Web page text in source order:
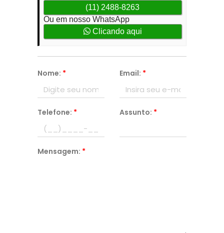
(11) 2488-8263
Ou em nosso WhatsApp
Clicando aqui
Nome: * Email: *
Telefone: * Assunto: *
Mensagem: *